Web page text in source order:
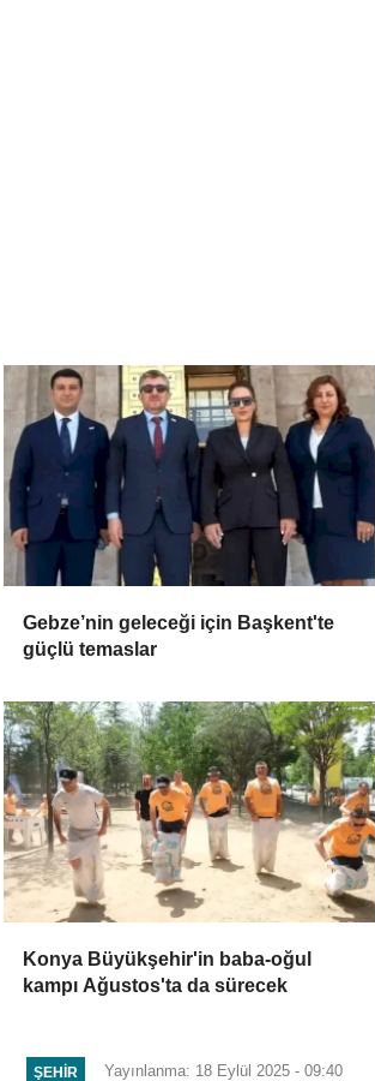
Gebze’nin geleceği için Başkent'te
güçlü temaslar
Konya Büyükşehir'in baba-oğul
kampı Ağustos'ta da sürecek
ŞEHIR Yayınlanma: 18 Eylül 2025 - 09:40